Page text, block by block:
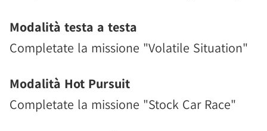
Modalità testa a testa
Completate la missione "Volatile Situation"
Modalità Hot Pursuit
Completate la missione "Stock Car Race"